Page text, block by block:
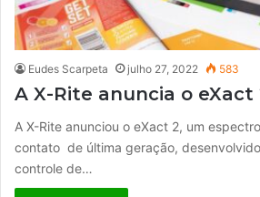
Eudes Scarpeta julho 27, 2022 583
A X-Rite anuncia o eXact
A X-Rite anunciou o eXact 2, um
contato de última geração,
controle de…